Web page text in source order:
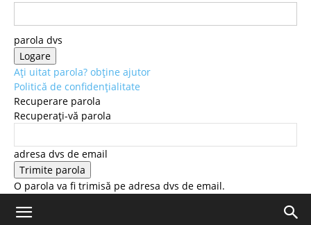
parola dvs
Ați uitat parola? obține ajutor
Politică de confidențialitate
Recuperare parola
Recuperați-vă parola
adresa dvs de email
O parola va fi trimisă pe adresa dvs de email.